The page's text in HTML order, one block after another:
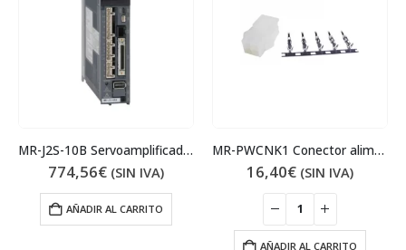
MR-J2S-10B Servoamplificador
774,56€ (SIN IVA)
AÑADIR AL CARRITO
MR-PWCNK1 Conector alimentación macho
16,40€ (SIN IVA)
AÑADIR AL CARRITO